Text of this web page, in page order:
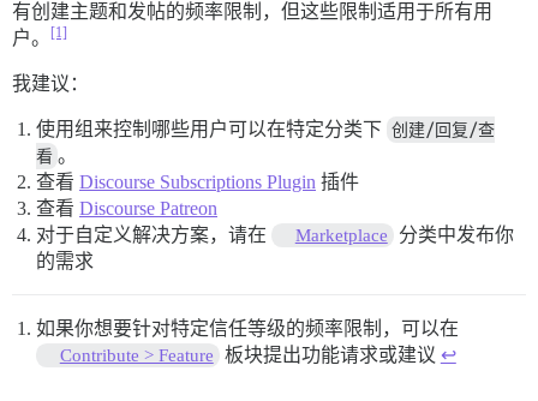
有创建主题和发帖的频率限制，但这些限制适用于所有用
户。
[1]
我建议：
使用组来控制哪些用户可以在特定分类下 创建/回复/查
看 。
查看 Discourse Subscriptions Plugin 插件
查看 Discourse Patreon
对于自定义解决方案，请在
Marketplace
分类中发布你
的需求
如果你想要针对特定信任等级的频率限制，可以在
Contribute > Feature 板块提出功能请求或建议 ↩︎